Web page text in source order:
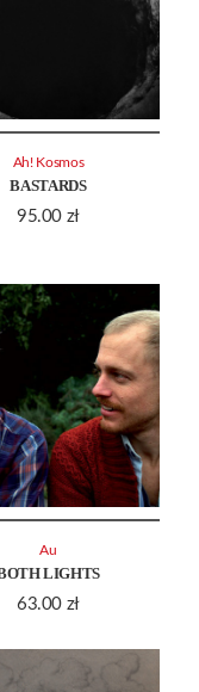
BASTARDS
95.00 zł
Ah! Kosmos
LIGHTS
63.00 zł
Au